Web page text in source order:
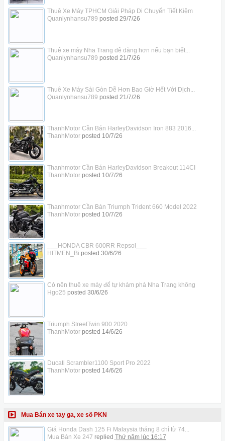
Thuê Xe Máy TPHCM Giải Pháp Di Chuyển Tiết Kiệm
Quanlynhansu789 posted 29/7/26
Thuê xe máy Nha Trang dễ dàng hơn nếu bạn biết...
Quanlynhansu789 posted 21/7/26
Thuê Xe Máy Sài Gòn Dễ Hơn Bao Giờ Hết Với Dịch...
Quanlynhansu789 posted 21/7/26
ThanhMotor Cần Bán HarleyDavidson Iron 883 2016...
ThanhMotorposted 10/7/26
Thanhmotor Cần Bán HarleyDavidson Breakout 114CI
ThanhMotorposted 10/7/26
Thanhmotor Cần Bán Triumph Trident 660 Model 2022
ThanhMotorposted 10/7/26
___HONDA CBR 600RR Repsol___
HITMEN_Bi posted 30/6/26
Có nên thuê xe máy để tự khám phá Nha Trang không
Hgo25 posted 30/6/26
Triumph StreetTwin 900 2020
ThanhMotorposted 14/6/26
Ducati Scrambler1100 Sport Pro 2022
ThanhMotorposted 14/6/26
Mua Bán xe tay ga, xe số PKN
Giá Honda Dash 125 Fi Malaysia tháng 8 chỉ từ 74...
Mua Bán Xe 247 replied Thứ năm lúc 16:17